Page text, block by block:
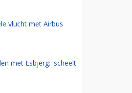
vlucht met Airbus
met Esbjerg: 'scheelt